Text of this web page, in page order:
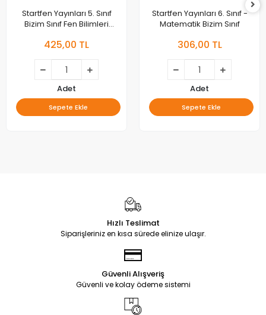
Startfen Yayınları 5. Sınıf
Bizim Sınıf Fen Bilimleri
425,00 TL
Adet
Sepete Ekle
Startfen Yayınları 6. Sınıf -
Matematik Bizim Sınıf
306,00 TL
Adet
Sepete Ekle
Hızlı Teslimat
Siparişleriniz en kısa sürede elinize ulaşır.
Güvenli Alışveriş
Güvenli ve kolay ödeme sistemi